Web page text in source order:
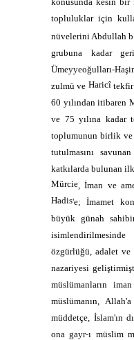
topluluklar için
nüvelerini Abdullah b.
grubuna kadar
Ümeyyeoğulları-
zulmü ve Haricîtekfir
60 yılından itibaren
ve 75 yılına kadar
toplumunun birlik ve
tutulmasını
katkılarda bulunan
Mürcie, İman ve
Hadis'e; İmamet
büyük günah
isimlendirilmesinde
özgürlüğü, adalet ve
nazariyesi
müslümanların
müslümanın,
müddetçe, İslam'ın
ona gayr-ı müslim